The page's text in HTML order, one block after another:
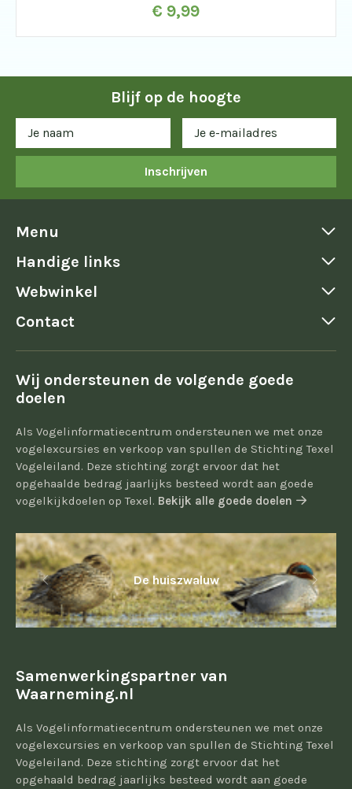
€ 9,99
Blijf op de hoogte
Inschrijven
Menu
Handige links
Webwinkel
Contact
Wij ondersteunen de volgende goede
doelen
Als Vogelinformatiecentrum ondersteunen we met onze
vogelexcursies en verkoop van spullen de Stichting Texel
Vogeleiland. Deze stichting zorgt ervoor dat het
opgehaalde bedrag jaarlijks besteed wordt aan goede
vogelkijkdoelen op Texel. Bekijk alle goede doelen
De huiszwaluw
Samenwerkingspartner van
Waarneming.nl
Als Vogelinformatiecentrum ondersteunen we met onze
vogelexcursies en verkoop van spullen de Stichting Texel
Vogeleiland. Deze stichting zorgt ervoor dat het
opgehaald bedrag jaarlijks besteed wordt aan goede